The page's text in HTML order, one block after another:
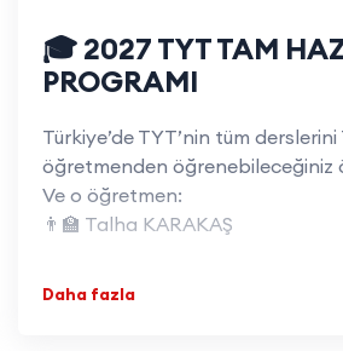
🎓 2027 TYT TAM
PROGRAMI
Türkiye’de TYT’nin tüm derslerini
öğretmenden öğrenebileceğiniz
Ve o öğretmen:
👨‍🏫 Talha KARAKAŞ
Yani öğrenci:
Daha fazla